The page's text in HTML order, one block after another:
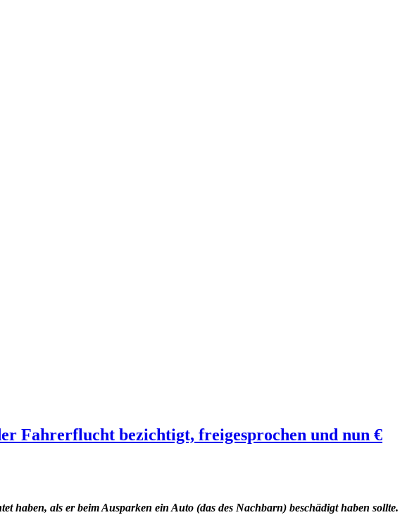
Fahrerflucht bezichtigt, freigesprochen und nun €
haben, als er beim Ausparken ein Auto (das des Nachbarn) beschädigt haben sollte.